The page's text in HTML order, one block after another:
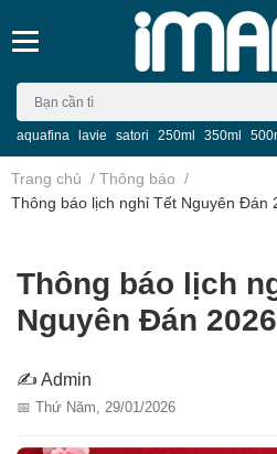
aquafina lavie satori 250ml 350ml
Trang chủ / Thông báo /
Thông báo lịch nghỉ Tết Nguyên Đán
Thông báo lịch
Nguyên Đán 2026
✍ Admin
📅 Thứ Năm, 29/01/2026